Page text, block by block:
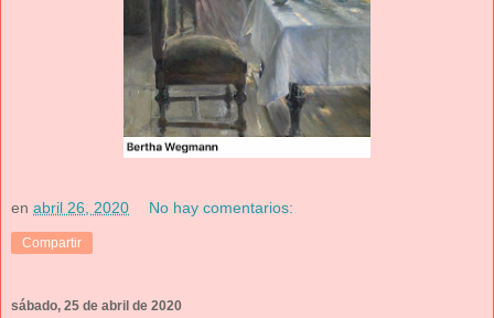
en abril 26, 2020 No hay comentarios:
Compartir
sábado, 25 de abril de 2020